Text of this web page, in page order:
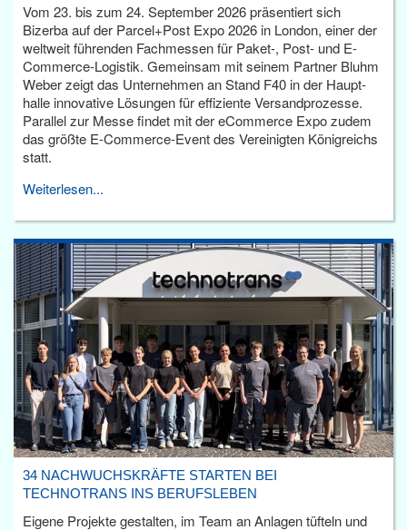
Vom 23. bis zum 24. September 2026 präsentiert sich
Bizerba auf der Parcel+Post Expo 2026 in London, einer der
weltweit führenden Fachmessen für Paket-, Post- und E-
Commerce-Logistik. Gemeinsam mit seinem Partner Bluhm
Weber zeigt das Unternehmen an Stand F40 in der Haupt­
halle innovative Lösungen für effiziente Versandprozesse.
Parallel zur Messe findet mit der eCommerce Expo zudem
das größte E-Commerce-Event des Vereinigten Königreichs
statt.
Weiterlesen...
34 NACHWUCHSKRÄFTE STARTEN BEI
TECHNOTRANS INS BERUFSLEBEN
Eigene Projekte gestalten, im Team an Anlagen tüfteln und